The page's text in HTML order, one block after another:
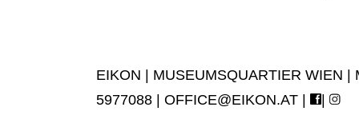
EIKON | MUSEUMSQUARTIER WIEN
5977088 | OFFICE@EIKON.AT | |